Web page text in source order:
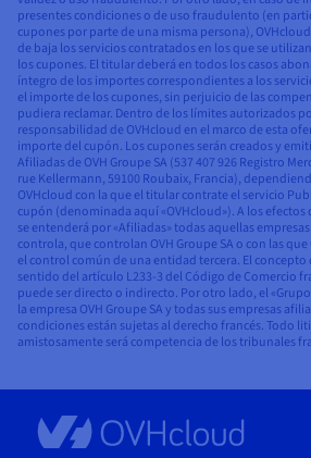
presentes condiciones o de uso fraudulento (en
cupones por parte de una misma persona),
de baja los servicios contratados en los que se
los cupones. El titular deberá en todos los casos
íntegro de los importes correspondientes a los
el importe de los cupones, sin perjuicio de las
pudiera reclamar. Dentro de los límites autorizados
responsabilidad de OVHcloud en el marco de esta
importe del cupón. Los cupones serán creados y
Afiliadas de OVH Groupe SA (537 407 926 Registro
rue Kellermann, 59100 Roubaix, Francia),
OVHcloud con la que el titular contrate el servicio
cupón (denominada aquí «OVHcloud»). A los
se entenderá por «Afiliadas» todas aquellas empresas
controla, que controlan OVH Groupe SA o con las que
el control común de una entidad tercera. El
sentido del artículo L233-3 del Código de Comercio
puede ser directo o indirecto. Por otro lado, el
la empresa OVH Groupe SA y todas sus empresas
condiciones están sujetas al derecho francés. Todo
amistosamente será competencia de los tribunales